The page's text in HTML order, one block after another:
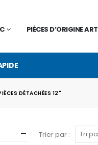
PIÈCES D’ORIGINE ART
DÉTACHÉES 12"
Trier par :